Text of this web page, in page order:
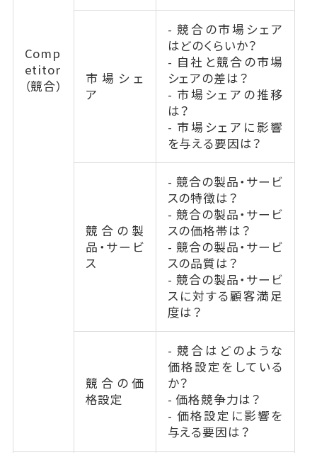
Comp
etitor
（競合）
市場シェ
ア
- 競合の市場シェア
はどのくらいか？
- 自社と競合の市場
シェアの差は？
- 市場シェアの推移
は？
- 市場シェアに影響
を与える要因は？
競合の製
品・サービ
ス
- 競合の製品・サービ
スの特徴は？
- 競合の製品・サービ
スの価格帯は？
- 競合の製品・サービ
スの品質は？
- 競合の製品・サービ
スに対する顧客満足
度は？
競合の価
格設定
- 競合はどのような
価格設定をしている
か？
- 価格競争力は？
- 価格設定に影響を
与える要因は？